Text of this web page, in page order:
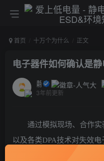
首页 十万个为什么 正文
电子器件如何确认是静
静电防护
3年前更新
通过模拟现场、合作
以及各类DPA技术对失效